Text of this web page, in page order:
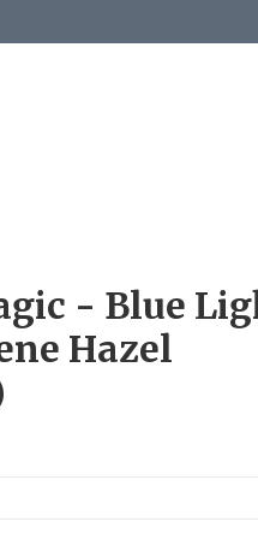
- Blue
Hazel